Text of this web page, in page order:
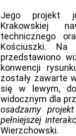
Jego projekt
Krakowskiej
technicznego
Kościuszki.
przedstawiono
konwencji
zostały zawarte
się w lewym,
widocznym dla
osadzamy
pełniejszej
Wierzchowski.